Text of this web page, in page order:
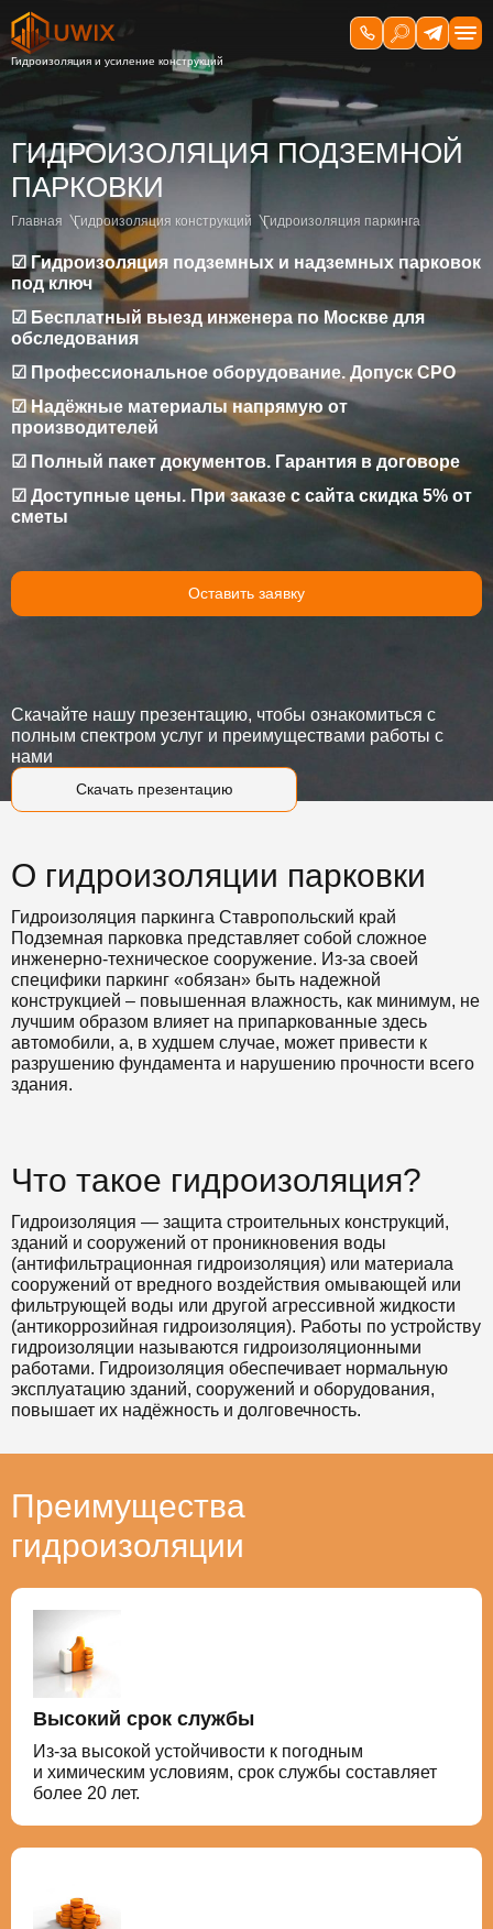
ГИДРОИЗОЛЯЦИЯ ПОДЗЕМНОЙ
ПАРКОВКИ
Главная Гидроизоляция конструкций Гидроизоляция паркинга
☑ Гидроизоляция подземных и надземных парковок
под ключ
☑ Бесплатный выезд инженера по Москве для
обследования
☑ Профессиональное оборудование. Допуск СРО
☑ Надёжные материалы напрямую от
производителей
☑ Полный пакет документов. Гарантия в договоре
☑ Доступные цены. При заказе с сайта скидка 5% от
сметы
Оставить заявку
Скачать презентацию
Скачайте нашу презентацию, чтобы ознакомиться с
полным спектром услуг и преимуществами работы с
нами
О гидроизоляции парковки
Гидроизоляция паркинга Ставропольский край
Подземная парковка представляет собой сложное
инженерно-техническое сооружение. Из-за своей
специфики паркинг «обязан» быть надежной
конструкцией – повышенная влажность, как минимум, не
лучшим образом влияет на припаркованные здесь
автомобили, а, в худшем случае, может привести к
разрушению фундамента и нарушению прочности всего
здания.
Что такое гидроизоляция?
Гидроизоляция — защита строительных конструкций,
зданий и сооружений от проникновения воды
(антифильтрационная гидроизоляция) или материала
сооружений от вредного воздействия омывающей или
фильтрующей воды или другой агрессивной жидкости
(антикоррозийная гидроизоляция). Работы по устройству
гидроизоляции называются гидроизоляционными
работами. Гидроизоляция обеспечивает нормальную
эксплуатацию зданий, сооружений и оборудования,
повышает их надёжность и долговечность.
Преимущества
гидроизоляции
Высокий срок службы
Из-за высокой устойчивости к погодным
и химическим условиям, срок службы составляет
более 20 лет.